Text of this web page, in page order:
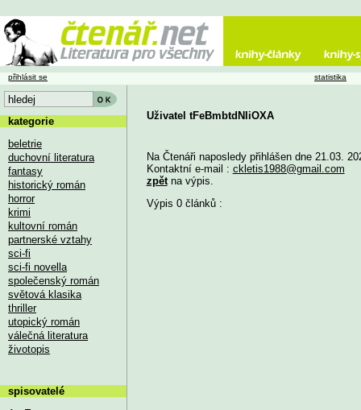
Uživatel tFeBmbtdNIiOXA
Na Čtenáři naposledy přihlášen dne 21.03.
Kontaktní e-mail : ckletis1988@gmail.com
zpětna výpis.
Výpis 0 článků :
přihlásit se statistika
kategorie
beletrie
duchovní literatura
fantasy
historický román
horror
krimi
kultovní román
partnerské vztahy
sci-fi
sci-fi novella
společenský román
světová klasika
thriller
utopický román
válečná literatura
životopis
spisovatelé